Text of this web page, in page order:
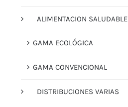
ALIMENTACION SALUDABLE
GAMA ECOLÓGICA
GAMA CONVENCIONAL
DISTRIBUCIONES VARIAS